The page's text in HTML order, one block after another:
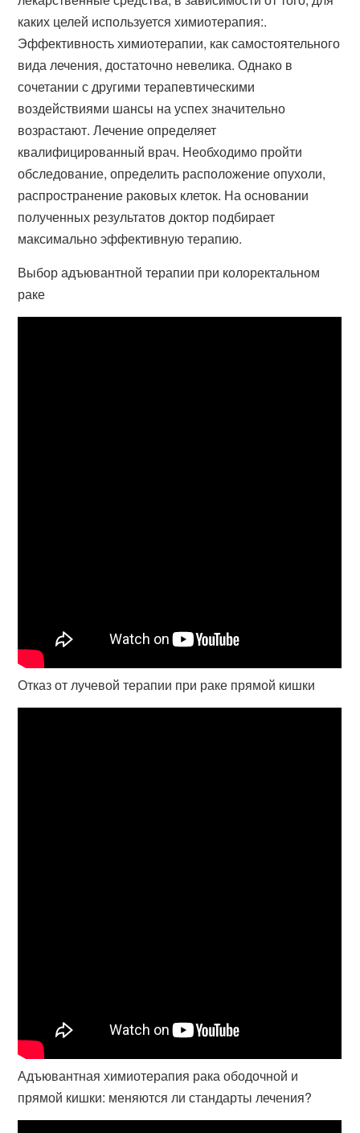
каких целей используется химиотерапия:.
Эффективность химиотерапии, как самостоятельного
вида лечения, достаточно невелика. Однако в
сочетании с другими терапевтическими
воздействиями шансы на успех значительно
возрастают. Лечение определяет
квалифицированный врач. Необходимо пройти
обследование, определить расположение опухоли,
распространение раковых клеток. На основании
полученных результатов доктор подбирает
максимально эффективную терапию.
Выбор адъювантной терапии при колоректальном
раке
Отказ от лучевой терапии при раке прямой кишки
Адъювантная химиотерапия рака ободочной и
прямой кишки: меняются ли стандарты лечения?